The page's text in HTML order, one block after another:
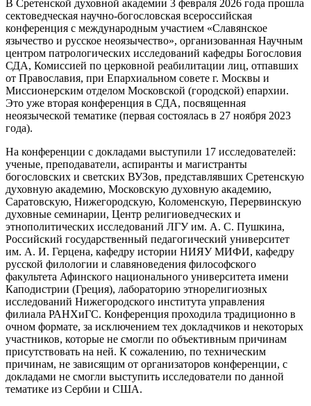
В Сретенской духовной академии 3 февраля 2026 года прошла
сектоведческая научно-богословская всероссийская
конференция с международным участием «Славянское
язычество и русское неоязычество», организованная Научным
центром патрологических исследований кафедры Богословия
СДА, Комиссией по церковной реабилитации лиц, отпавших
от Православия, при Епархиальном совете г. Москвы и
Миссионерским отделом Московской (городской) епархии.
Это уже вторая конференция в СДА, посвященная
неоязыческой тематике (первая состоялась в 27 ноября 2023
года).
На конференции с докладами выступили 17 исследователей:
ученые, преподаватели, аспиранты и магистранты
богословских и светских ВУЗов, представлявших Сретенскую
духовную академию, Московскую духовную академию,
Саратовскую, Нижегородскую, Коломенскую, Перервинскую
духовные семинарии, Центр религиоведческих и
этнополитических исследований ЛГУ им. А. С. Пушкина,
Российский государственный педагогический университет
им. А. И. Герцена, кафедру истории НИЯУ МИФИ, кафедру
русской филологии и славяноведения философского
факультета Афинского национального университета имени
Каподистрии (Греция), лабораторию этнорелигиозных
исследований Нижегородского института управления
филиала РАНХиГС. Конференция проходила традиционно в
очном формате, за исключением тех докладчиков и некоторых
участников, которые не смогли по объективным причинам
присутствовать на ней. К сожалению, по техническим
причинам, не зависящим от организаторов конференции, с
докладами не смогли выступить исследователи по данной
тематике из Сербии и США.